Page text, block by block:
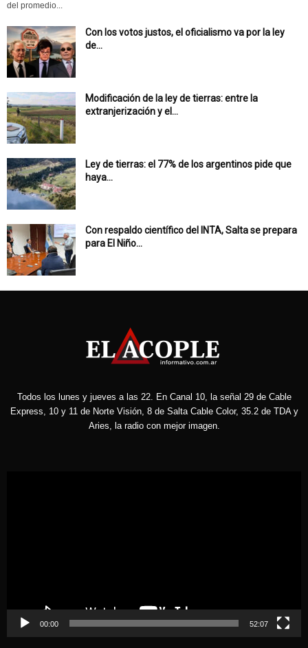
del promedio...
Con los votos justos, el oficialismo va por la ley
de...
Modificación de la ley de tierras: entre la
extranjerización y el...
Ley de tierras: el 77% de los argentinos pide que
haya...
Con respaldo científico del INTA, Salta se prepara
para El Niño...
Todos los lunes y jueves a las 22. En Canal 10, la señal 29 de Cable
Express, 10 y 11 de Norte Visión, 8 de Salta Cable Color, 35.2 de TDA y
Aries, la radio con mejor imagen.
00:00 52:07